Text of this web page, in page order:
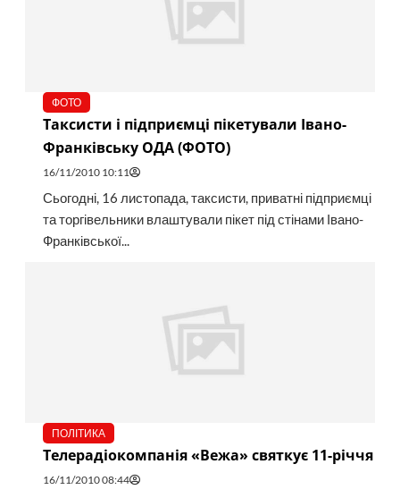
ФОТО
Таксисти і підприємці пікетували Івано-
Франківську ОДА (ФОТО)
16/11/2010 10:11
Сьогодні, 16 листопада, таксисти, приватні підприємці
та торгівельники влаштували пікет під стінами Івано-
Франківської...
ПОЛІТИКА
Телерадіокомпанія «Вежа» святкує 11-річчя
16/11/2010 08:44